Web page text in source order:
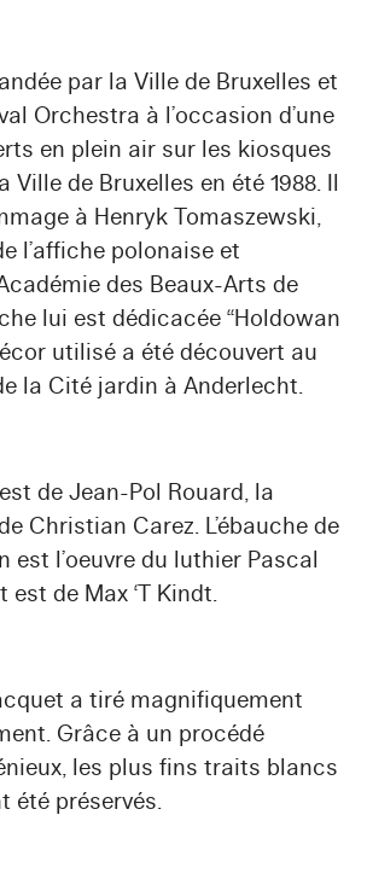
par la Ville de Bruxelles et
Orchestra à l’occasion d’une
en plein air sur les kiosques
Ville de Bruxelles en été 1988. Il
à Henryk Tomaszewski,
l’affiche polonaise et
des Beaux-Arts de
lui est dédicacée “Holdowan
utilisé a été découvert au
la Cité jardin à Anderlecht.
de Jean-Pol Rouard, la
Christian Carez. L’ébauche de
est l’oeuvre du luthier Pascal
est de Max ‘T Kindt.
a tiré magnifiquement
Grâce à un procédé
les plus fins traits blancs
été préservés.